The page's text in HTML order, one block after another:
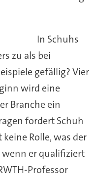
In Schuhs
zu als bei
gefällig? Vier
wird eine
Branche ein
fordert Schuh
Rolle, was der
er qualifiziert
Professor